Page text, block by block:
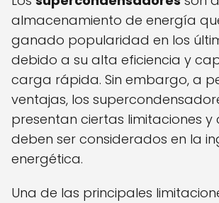
almacenamiento de energía
ganado popularidad en los
debido a su alta eficiencia y
carga rápida. Sin embargo, a
ventajas, los
presentan ciertas limitaciones y
deben ser considerados en la
energética.
Una de las principales